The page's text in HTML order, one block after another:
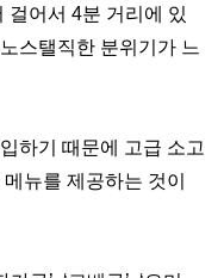
걸어서 4분 거리에 있
노스탤직한 분위기가 느
하기 때문에 고급 소고
뉴를 제공하는 것이